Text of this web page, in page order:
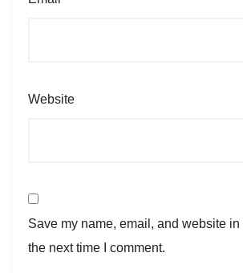
Website
Save my name, email, and website
the next time I comment.